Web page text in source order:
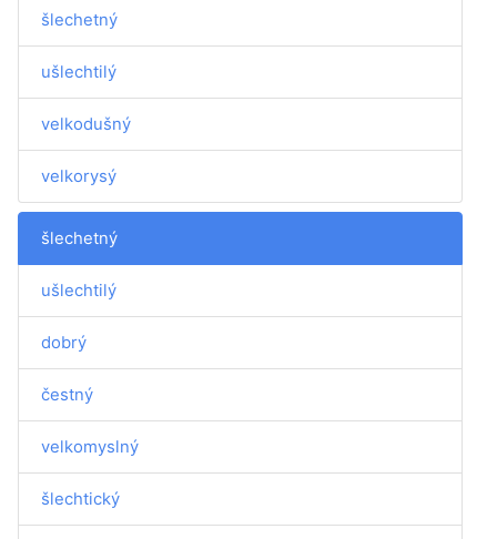
šlechetný
ušlechtilý
velkodušný
velkorysý
šlechetný
ušlechtilý
dobrý
čestný
velkomyslný
šlechtický